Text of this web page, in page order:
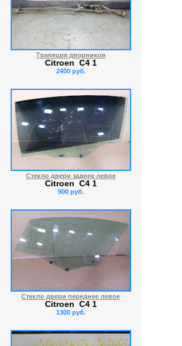
Трапеция дворников
Citroen C4 1
2400 руб.
Стекло двери заднее левое
Citroen C4 1
900 руб.
Стекло двери переднее левое
Citroen C4 1
1300 руб.